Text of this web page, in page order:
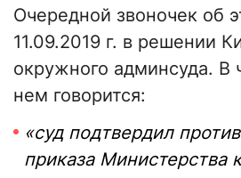
Очередной звоночек об
11.09.2019 г. в решении
окружного админсуда. В
нем говорится:
«суд подтвердил
приказа Министерства